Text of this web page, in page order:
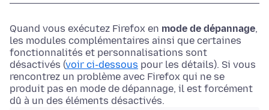
Quand vous exécutez Firefox en mode de dépannage,
les modules complémentaires ainsi que certaines
fonctionnalités et personnalisations sont
désactivés (voir ci-dessous pour les détails). Si vous
rencontrez un problème avec Firefox qui ne se
produit pas en mode de dépannage, il est forcément
dû à un des éléments désactivés.